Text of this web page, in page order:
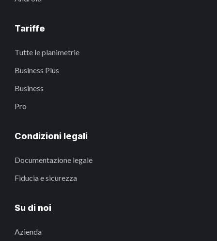
Tariffe
Tutte le planimetrie
Business Plus
Business
Pro
Condizioni legali
Documentazione legale
Fiducia e sicurezza
Su di noi
Azienda